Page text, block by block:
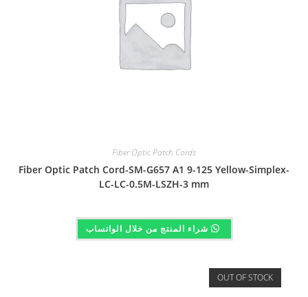
Fiber Optic Patch Cords
Fiber Optic Patch Cord-SM-G657 A1 9-125 Yellow-Simplex-
LC-LC-0.5M-LSZH-3 mm
شراء المنتج من خلال الواتساب
OUT OF STOCK